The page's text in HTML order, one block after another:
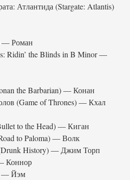
Атлантида (Stargate: Atlantis)
— Роман
Ridin’ the Blinds in B Minor —
the Barbarian) — Конан
(Game of Thrones) — Кхал
to the Head) — Киган
to Paloma) — Волк
History) — Джим Торп
Коннор
— Йэм